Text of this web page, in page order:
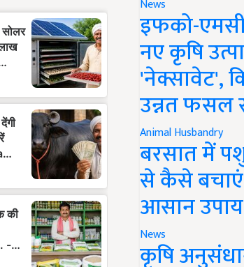
News
इफको-
नए कृषि
'नेक्सावेट',
उन्नत फसल
Animal Husbandry
बरसात में
से कैसे
आसान
News
कृषि